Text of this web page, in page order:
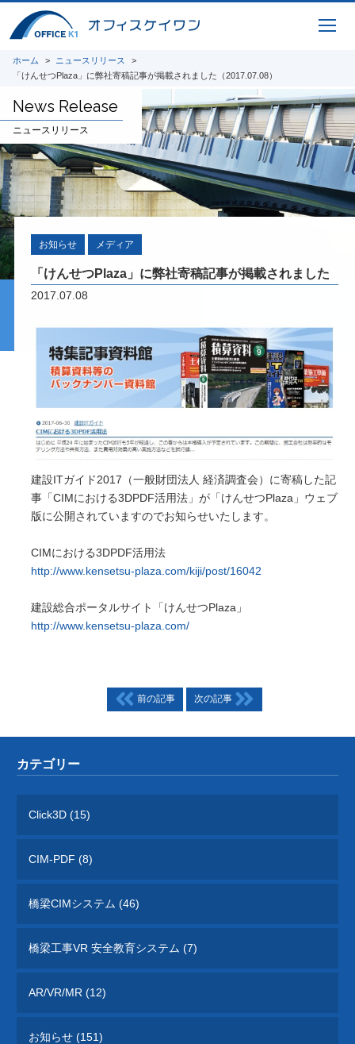
KK-220085-A
建設業の魅力を発信するためのコミュ
ニケーションツール
CIMコレクション
橋梁CIMシステムのコレクションシリーズ
用途別にまとめたお得なセットパッケージ
ICTサービス
橋梁CIM 支援サービス 3Dモデリング、設
完成パース、 CIM-PDF変換、点群データ、
AR / VR、自社プログラムを利用した設計図
作成、曲面展開図作成
研究開発
将来の橋梁建設システムの生産性向上に貢献
すべく、3Dモデルを中心とした研究開発に
取り組んでいます。共同開発やオープンイノ
いたします。
橋梁の建設現場におけるオープンイノベーシ
ョン
するプロジェクト」をご紹介しています。
ホーム
ニュースリリース
「けんせつPlaza」に弊社寄稿記事が掲載されました（2017.07.08）
News Release
ニュースリリース
お知らせ メディア
「けんせつPlaza」に弊社寄稿記事が掲載されました
2017.07.08
建設ITガイド2017（一般財団法人 経済調査会）に寄稿した記
事「CIMにおける3DPDF活用法」が「けんせつPlaza」ウェブ
版に公開されていますのでお知らせいたします。
CIMにおける3DPDF活用法
http://www.kensetsu-plaza.com/kiji/post/16042
建設総合ポータルサイト「けんせつPlaza」
http://www.kensetsu-plaza.com/
前の記事 次の記事
カテゴリー
Click3D (15)
CIM-PDF (8)
橋梁CIMシステム (46)
橋梁工事VR 安全教育システム (7)
AR/VR/MR (12)
お知らせ (151)